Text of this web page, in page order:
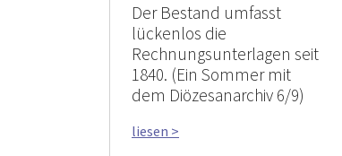
Der Bestand umfasst
lückenlos die
Rechnungsunterlagen seit
1840. (Ein Sommer mit
dem Diözesanarchiv 6/9)
liesen >